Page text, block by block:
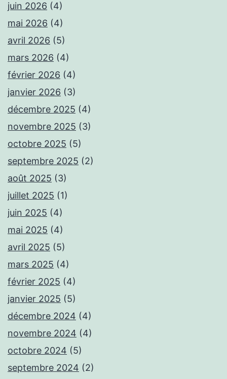
juin 2026 (4)
mai 2026 (4)
avril 2026 (5)
mars 2026 (4)
février 2026 (4)
janvier 2026 (3)
décembre 2025 (4)
novembre 2025 (3)
octobre 2025 (5)
septembre 2025 (2)
août 2025 (3)
juillet 2025 (1)
juin 2025 (4)
mai 2025 (4)
avril 2025 (5)
mars 2025 (4)
février 2025 (4)
janvier 2025 (5)
décembre 2024 (4)
novembre 2024 (4)
octobre 2024 (5)
septembre 2024 (2)